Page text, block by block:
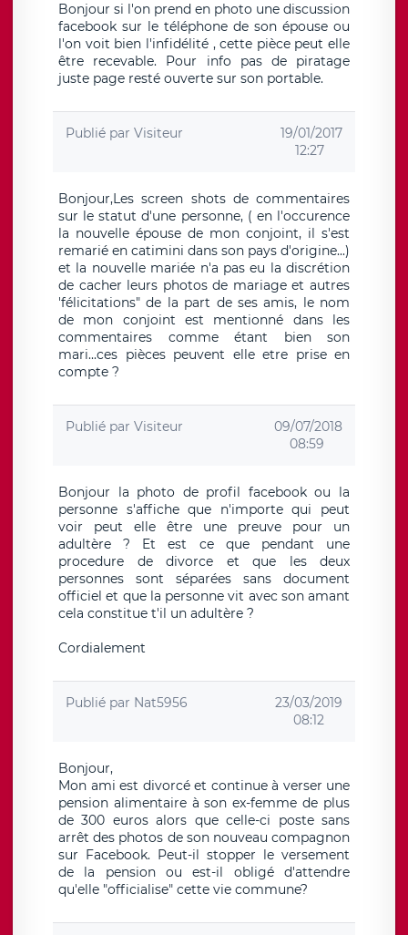
Bonjour si l'on prend en photo une discussion
facebook sur le téléphone de son épouse ou
l'on voit bien l'infidélité , cette pièce peut elle
être recevable. Pour info pas de piratage
juste page resté ouverte sur son portable.
Publié par Visiteur
19/01/2017
12:27
Bonjour,Les screen shots de commentaires
sur le statut d'une personne, ( en l'occurence
la nouvelle épouse de mon conjoint, il s'est
remarié en catimini dans son pays d'origine...)
et la nouvelle mariée n'a pas eu la discrétion
de cacher leurs photos de mariage et autres
'félicitations" de la part de ses amis, le nom
de mon conjoint est mentionné dans les
commentaires comme étant bien son
mari...ces pièces peuvent elle etre prise en
compte ?
Publié par Visiteur
09/07/2018
08:59
Bonjour la photo de profil facebook ou la
personne s'affiche que n'importe qui peut
voir peut elle être une preuve pour un
adultère ? Et est ce que pendant une
procedure de divorce et que les deux
personnes sont séparées sans document
officiel et que la personne vit avec son amant
cela constitue t'il un adultère ?
Cordialement
Publié par Nat5956
23/03/2019
08:12
Bonjour,
Mon ami est divorcé et continue à verser une
pension alimentaire à son ex-femme de plus
de 300 euros alors que celle-ci poste sans
arrêt des photos de son nouveau compagnon
sur Facebook. Peut-il stopper le versement
de la pension ou est-il obligé d'attendre
qu'elle "officialise" cette vie commune?